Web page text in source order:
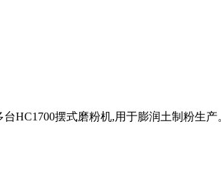
HC1700摆式磨粉机,用于膨润土制粉生